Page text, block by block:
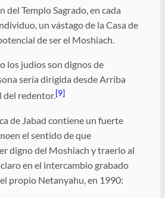
del Templo Sagrado, en cada
un vástago de la Casa de
de ser el Moshiach.
los judíos son dignos de
sería dirigida desde Arriba
del redentor.[9]
de Jabad contiene un fuerte
en el sentido de que
digno del Moshiach y traerlo al
en el intercambio grabado
propio Netanyahu, en 1990: